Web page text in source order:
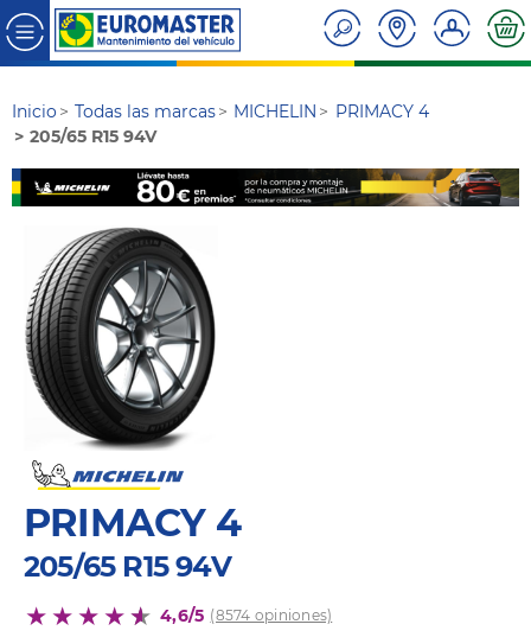
Inicio Todas las marcas MICHELIN
PRIMACY 4
205/65 R15 94V
PRIMACY 4
205/65 R15 94V
4,6/5 (8574 opiniones)